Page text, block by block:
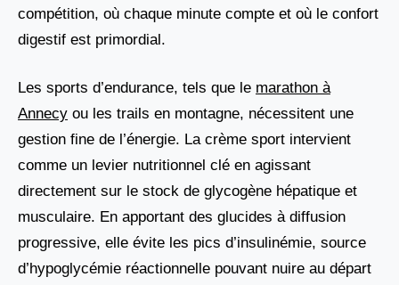
compétition, où chaque minute compte et où le confort
digestif est primordial.
Les sports d’endurance, tels que le marathon à
Annecy ou les trails en montagne, nécessitent une
gestion fine de l’énergie. La crème sport intervient
comme un levier nutritionnel clé en agissant
directement sur le stock de glycogène hépatique et
musculaire. En apportant des glucides à diffusion
progressive, elle évite les pics d’insulinémie, source
d’hypoglycémie réactionnelle pouvant nuire au départ